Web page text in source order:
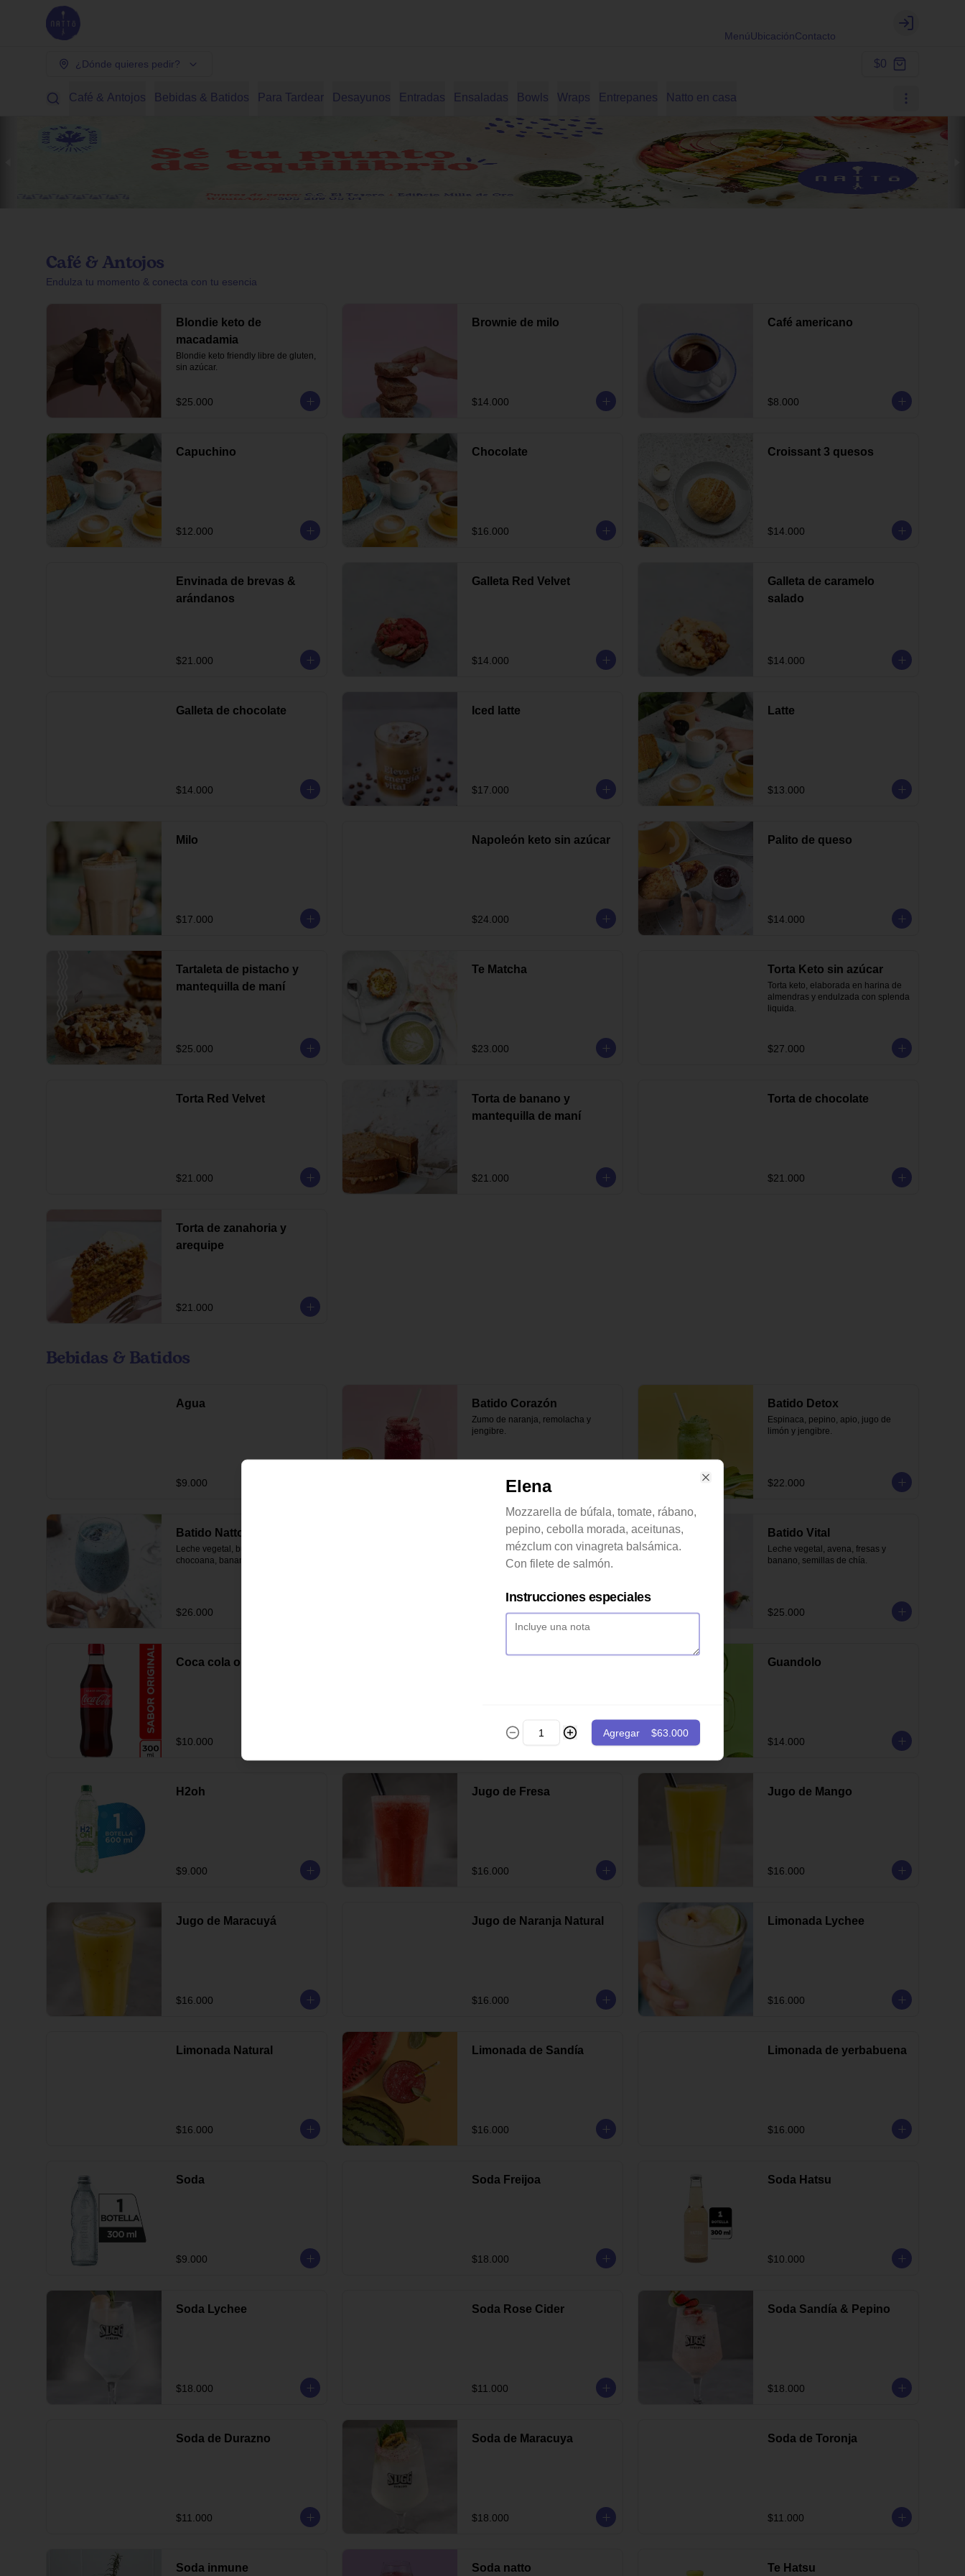
MenúUbicaciónContacto
Login
¿Dónde quieres pedir? $0
Café & Antojos Bebidas & Batidos Para Tardear Desayunos Entradas Ensaladas Bowls Wraps Entrepanes Natto en casa
Café & Antojos
Endulza tu momento & conecta con tu esencia
Blondie keto de
macadamia
Blondie keto friendly libre de gluten,
sin azúcar.
$25.000
Brownie de milo
$14.000
Café americano
$8.000
Capuchino
$12.000
Chocolate
$16.000
Croissant 3 quesos
$14.000
Envinada de brevas &
arándanos
$21.000
Galleta Red Velvet
$14.000
Galleta de caramelo
salado
$14.000
Galleta de chocolate
$14.000
Iced latte
$17.000
Latte
$13.000
Milo
$17.000
Napoleón keto sin azúcar
$24.000
Palito de queso
$14.000
Tartaleta de pistacho y
mantequilla de maní
$25.000
Te Matcha
$23.000
Torta Keto sin azúcar
Torta keto, elaborada en harina de
almendras y endulzada con splenda
liquida.
$27.000
Torta Red Velvet
$21.000
Torta de banano y
mantequilla de maní
$21.000
Torta de chocolate
$21.000
Torta de zanahoria y
arequipe
$21.000
Bebidas & Batidos
Agua
$9.000
Batido Corazón
Zumo de naranja, remolacha y
jengibre.
$22.000
Batido Detox
Espinaca, pepino, apio, jugo de
limón y jengibre.
$22.000
Batido Natto
Leche vegetal, buddhi blue, vainilla
chocoana, banano y arándanos.
$26.000
Batido Protéico
Banano, mantequilla de maní y
leche vegetal.
$22.000
Batido Vital
Leche vegetal, avena, fresas y
banano, semillas de chía.
$25.000
Coca cola original
$10.000 $10.000
Guandolo
$14.000
H2oh
$9.000
Jugo de Fresa
$16.000
Jugo de Mango
$16.000
Jugo de Maracuyá
$16.000
Jugo de Naranja Natural
$16.000
Limonada Lychee
$16.000
Limonada Natural
$16.000
Limonada de Sandía
$16.000
Limonada de yerbabuena
$16.000
Soda
$9.000
Soda Freijoa
$18.000
Soda Hatsu
$10.000
Soda Lychee
$18.000
Soda Rose Cider
$11.000
Soda Sandía & Pepino
$18.000
Soda de Durazno
$11.000
Soda de Maracuya
$18.000
Soda de Toronja
$11.000
Soda inmune Soda natto Te Hatsu
Elena
Mozzarella de búfala, tomate, rábano,
pepino, cebolla morada, aceitunas,
mézclum con vinagreta balsámica.
Con filete de salmón.
Instrucciones especiales
Agregar $63.000
Close